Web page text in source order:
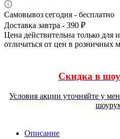
Самовывоз сегодня - бесплатно
Доставка завтра - 390 ₽
Цена действительна только для
отличаться от цен в розничных
Скидка в
Условия акции уточняйте у
Описание